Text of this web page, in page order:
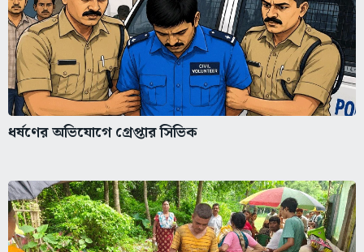
ধর্ষণের অভিযোগে গ্রেপ্তার সিভিক